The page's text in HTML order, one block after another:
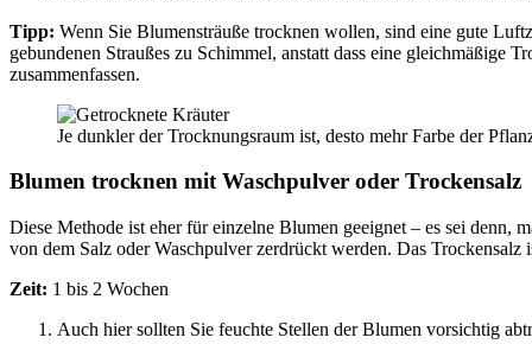
Tipp: Wenn Sie Blumensträuße trocknen wollen, sind eine gute
gebundenen Straußes zu Schimmel, anstatt dass eine gleichmäßige
zusammenfassen.
Je dunkler der Trocknungsraum ist, desto mehr Farbe der
Blumen trocknen mit Waschpulver oder Trockensalz
Diese Methode ist eher für einzelne Blumen geeignet – es sei denn,
von dem Salz oder Waschpulver zerdrückt werden. Das
Zeit: 1 bis 2 Wochen
Auch hier sollten Sie feuchte Stellen der Blumen vorsichtig